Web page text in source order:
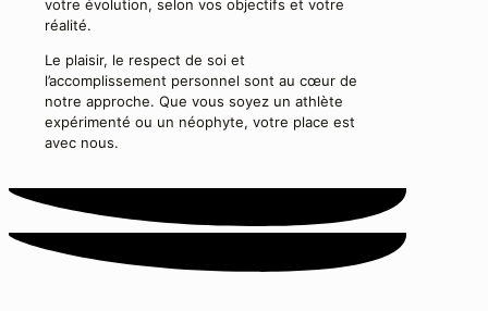
votre évolution, selon vos objectifs et votre
réalité.
Le plaisir, le respect de soi et
l’accomplissement personnel sont au cœur de
notre approche. Que vous soyez un athlète
expérimenté ou un néophyte, votre place est
avec nous.